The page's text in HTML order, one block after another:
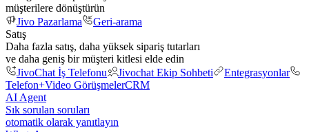
müşterilere dönüştürün
Jivo Pazarlama
Geri-arama
Satış
Daha fazla satış, daha yüksek sipariş tutarları
ve daha geniş bir müşteri kitlesi elde edin
JivoChat İş Telefonu
Jivochat Ekip Sohbeti
Entegrasyonlar
Telefon+Video GörüşmelerCRM
AI Agent
Sık sorulan soruları
otomatik olarak yanıtlayın